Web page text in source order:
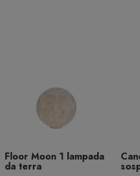
Floor Moon 1 lampada
da terra